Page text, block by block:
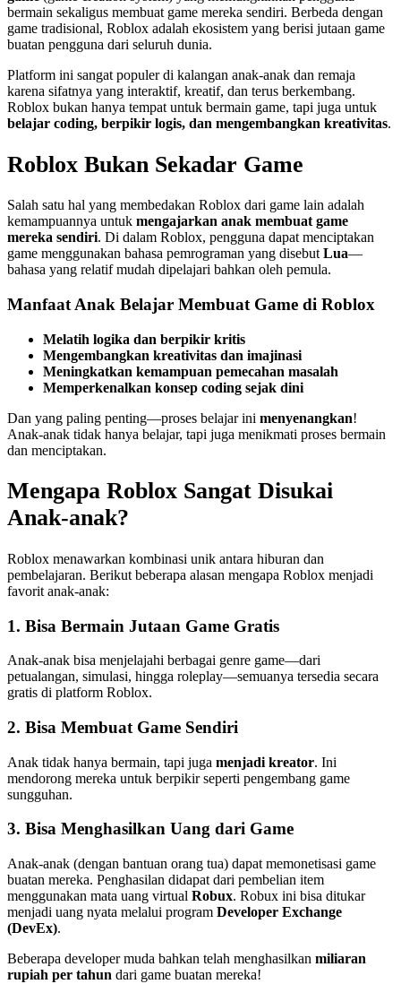
bermain sekaligus membuat game mereka sendiri. Berbeda dengan
game tradisional, Roblox adalah ekosistem yang berisi jutaan game
buatan pengguna dari seluruh dunia.
Platform ini sangat populer di kalangan anak-anak dan remaja
karena sifatnya yang interaktif, kreatif, dan terus berkembang.
Roblox bukan hanya tempat untuk bermain game, tapi juga untuk
belajar coding, berpikir logis, dan mengembangkan kreativitas.
Roblox Bukan Sekadar Game
Salah satu hal yang membedakan Roblox dari game lain adalah
kemampuannya untuk mengajarkan anak membuat game
mereka sendiri. Di dalam Roblox, pengguna dapat menciptakan
game menggunakan bahasa pemrograman yang disebut Lua—
bahasa yang relatif mudah dipelajari bahkan oleh pemula.
Manfaat Anak Belajar Membuat Game di Roblox
Melatih logika dan berpikir kritis
Mengembangkan kreativitas dan imajinasi
Meningkatkan kemampuan pemecahan masalah
Memperkenalkan konsep coding sejak dini
Dan yang paling penting—proses belajar ini menyenangkan!
Anak-anak tidak hanya belajar, tapi juga menikmati proses bermain
dan menciptakan.
Mengapa Roblox Sangat Disukai
Anak-anak?
Roblox menawarkan kombinasi unik antara hiburan dan
pembelajaran. Berikut beberapa alasan mengapa Roblox menjadi
favorit anak-anak:
1. Bisa Bermain Jutaan Game Gratis
Anak-anak bisa menjelajahi berbagai genre game—dari
petualangan, simulasi, hingga roleplay—semuanya tersedia secara
gratis di platform Roblox.
2. Bisa Membuat Game Sendiri
Anak tidak hanya bermain, tapi juga menjadi kreator. Ini
mendorong mereka untuk berpikir seperti pengembang game
sungguhan.
3. Bisa Menghasilkan Uang dari Game
Anak-anak (dengan bantuan orang tua) dapat memonetisasi game
buatan mereka. Penghasilan didapat dari pembelian item
menggunakan mata uang virtual Robux. Robux ini bisa ditukar
menjadi uang nyata melalui program Developer Exchange
(DevEx).
Beberapa developer muda bahkan telah menghasilkan miliaran
rupiah per tahun dari game buatan mereka!